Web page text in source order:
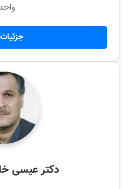
واحد 7
دکتر عیسی